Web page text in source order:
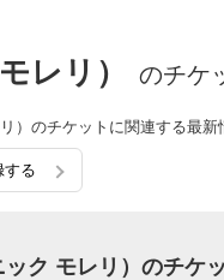
レリ） のチケ
のチケットに関連する最新
する
ク モレリ）のチケッ